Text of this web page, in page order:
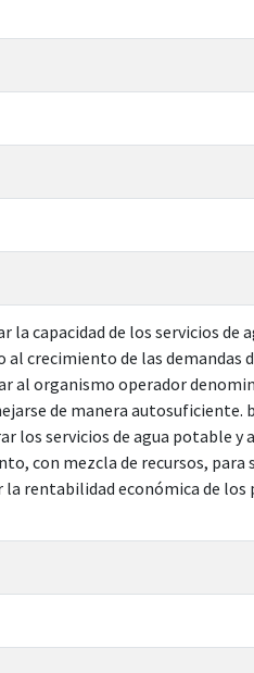
capacidad de los servicios de
crecimiento de las demandas
al organismo operador
de manera
los servicios de agua potable y
con mezcla de recursos, para
rentabilidad económica de los